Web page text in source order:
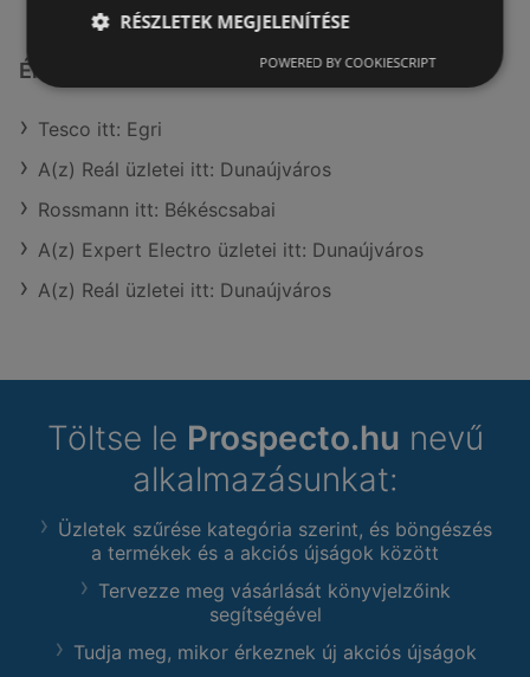
Érdeklődésre számot tartó elemek itt:
Tesco itt: Egri
A(z) Reál üzletei itt: Dunaújváros
Rossmann itt: Békéscsabai
A(z) Expert Electro üzletei itt: Dunaújváros
A(z) Reál üzletei itt: Dunaújváros
Töltse le Prospecto.hu nevű
alkalmazásunkat:
Üzletek szűrése kategória szerint, és böngészés
a termékek és a akciós újságok között
Tervezze meg vásárlását könyvjelzőink
segítségével
Tudja meg, mikor érkeznek új akciós újságok
RÉSZLETEK MEGJELENÍTÉSE
POWERED BY COOKIESCRIPT